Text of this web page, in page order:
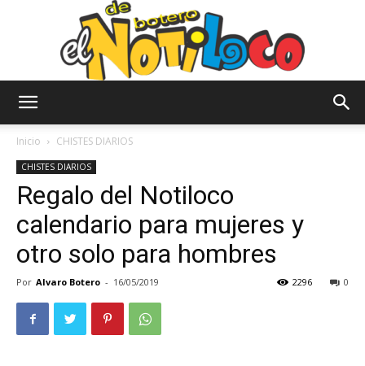
Notiloco
de
Inicio CHISTES DIARIOS
CHISTES DIARIOS
Regalo del Notiloco
calendario para mujeres y
otro solo para hombres
Por Alvaro Botero - 16/05/2019 0
2296